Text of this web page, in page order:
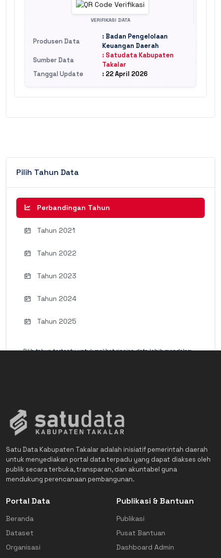
VERIFIKASI DATA
Produsen Data
: Badan Pengelolaan
Keuangan Daerah
Sumber Data
: Satudata Kabupaten
Takalar
Tanggal Update
: 22 April 2026
Pilih Tahun Data
Perbandingan Tahun
Tahun 2021
Tahun 2022
Tahun 2023
Tahun 2024
Tahun 2025
Pilih tahun tertentu untuk melihat rincian data lebih mendalam
Satu Data Kabupaten Takalar adalah inisiatif pemerintah daerah
untuk menyediakan portal data terpadu yang dapat diakses oleh
publik secara terbuka, transparan, dan akuntabel guna
mendukung perencanaan pembangunan.
Portal Data
Beranda
Dataset
Organisasi
Publikasi & Bantuan
Publikasi
Pusat Bantuan
Dashboard Admin